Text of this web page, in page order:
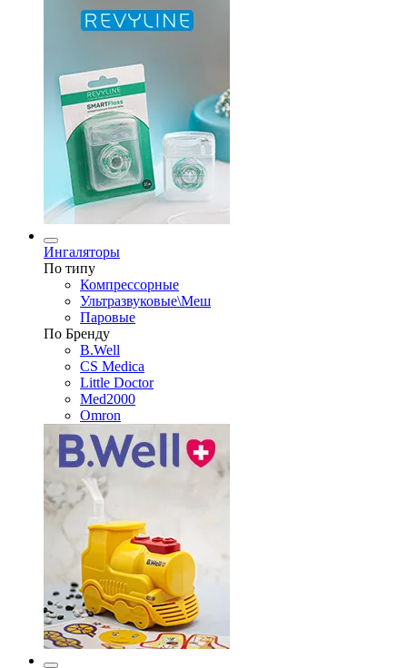
Ингаляторы
По типу
Компрессорные
Ультразвуковые\Меш
Паровые
По Бренду
B.Well
CS Medica
Little Doctor
Med2000
Omron